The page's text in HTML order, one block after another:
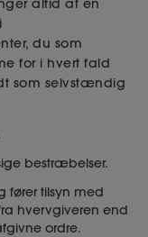
altid af en
du som
for i hvert fald
som selvstændig
bestræbelser.
fører tilsyn med
hvervgiveren end
ordre.